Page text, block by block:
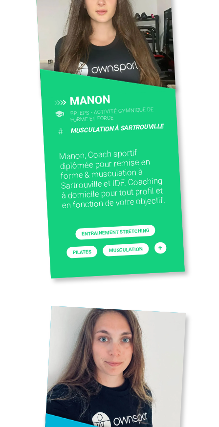
MANON
BPJEPS - ACTIVITÉ GYMNIQUE DE
FORME ET FORCE
# MUSCULATION À SARTROUVILLE
Manon, Coach sportif
diplômée pour remise en
forme & musculation à
Sartrouville et IDF. Coaching
à domicile pour tout profil et
en fonction de votre objectif.
ENTRAINEMENT STRETCHING
PILATES MUSCULATION +